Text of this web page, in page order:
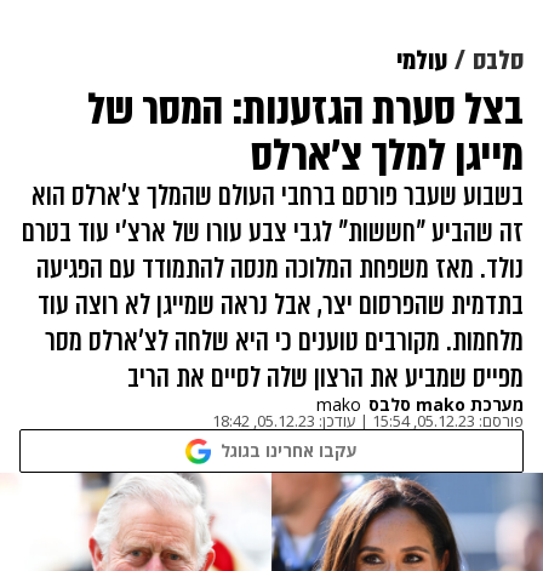
סלבס עולמי
בצל סערת הגזענות: המסר של
מייגן למלך צ'ארלס
בשבוע שעבר פורסם ברחבי העולם שהמלך צ'ארלס הוא
זה שהביע "חששות" לגבי צבע עורו של ארצ'י עוד בטרם
נולד. מאז משפחת המלוכה מנסה להתמודד עם הפגיעה
בתדמית שהפרסום יצר, אבל נראה שמייגן לא רוצה עוד
מלחמות. מקורבים טוענים כי היא שלחה לצ'ארלס מסר
מפייס שמביע את הרצון שלה לסיים את הריב
מערכת mako סלבס mako
פורסם: 05.12.23, 15:54
| עודכן: 05.12.23, 18:42
עקבו אחרינו בגוגל